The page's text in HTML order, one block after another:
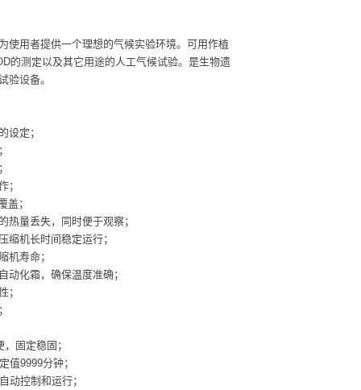
使用者提供一个理想的气候实验环境。可用作植
的测定以及其它用途的人工气候试验。是生物遗
验设备。
设定；
；
盖；
量丢失，同时便于观察；
机长时间稳定运行；
机寿命；
化霜，确保温度准确；
；
固定稳固；
值9999分钟；
动控制和运行；